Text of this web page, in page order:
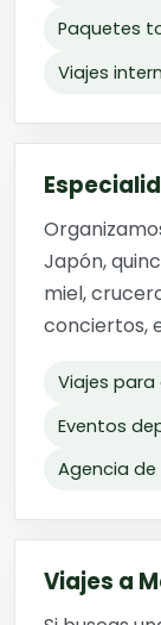
Paquetes
Viajes
Japón,
miel,
conciertos,
Viajes
Eventos
Agencia de
Viajes a